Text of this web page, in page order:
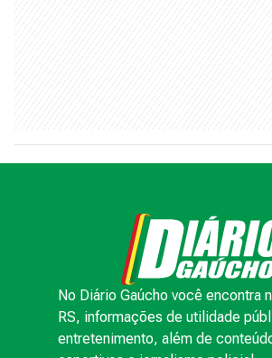
No Diário Gaúcho você encontra
RS, informações de utilidade
entretenimento, além de